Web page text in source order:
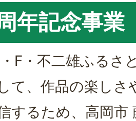
年記念事業
F・不二雄ふるさ
て、作品の楽しさ
するため、高岡市